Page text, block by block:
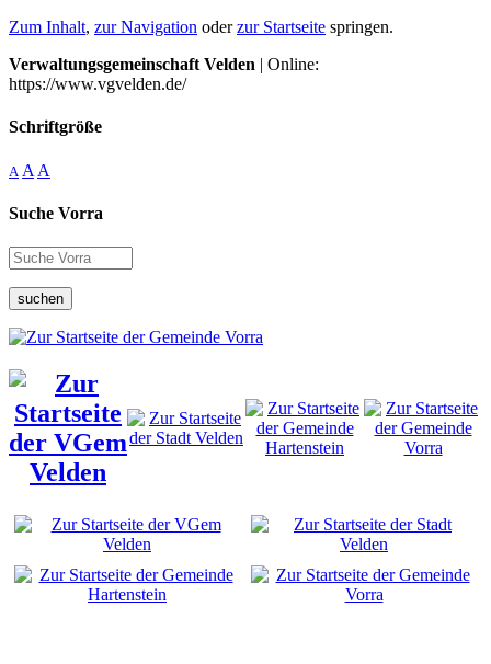
Zum Inhalt, zur Navigation oderzur Startseite springen.
Verwaltungsgemeinschaft Velden | Online:
https://www.vgvelden.de/
Schriftgröße
A A A
Suche Vorra
suchen